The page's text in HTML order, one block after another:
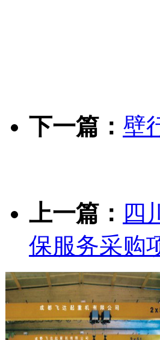
下一篇： 壁
上一篇： 四
保服务采购